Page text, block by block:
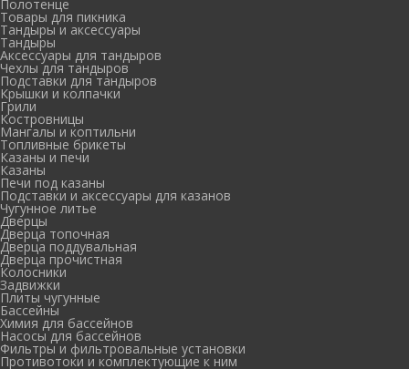
Полотенце
Товары для пикника
Тандыры и аксессуары
Тандыры
Аксессуары для тандыров
Чехлы для тандыров
Подставки для тандыров
Крышки и колпачки
Грили
Костровницы
Мангалы и коптильни
Топливные брикеты
Казаны и печи
Казаны
Печи под казаны
Подставки и аксессуары для казанов
Чугунное литье
Дверцы
Дверца топочная
Дверца поддувальная
Дверца прочистная
Колосники
Задвижки
Плиты чугунные
Бассейны
Химия для бассейнов
Насосы для бассейнов
Фильтры и фильтровальные установки
Противотоки и комплектующие к ним